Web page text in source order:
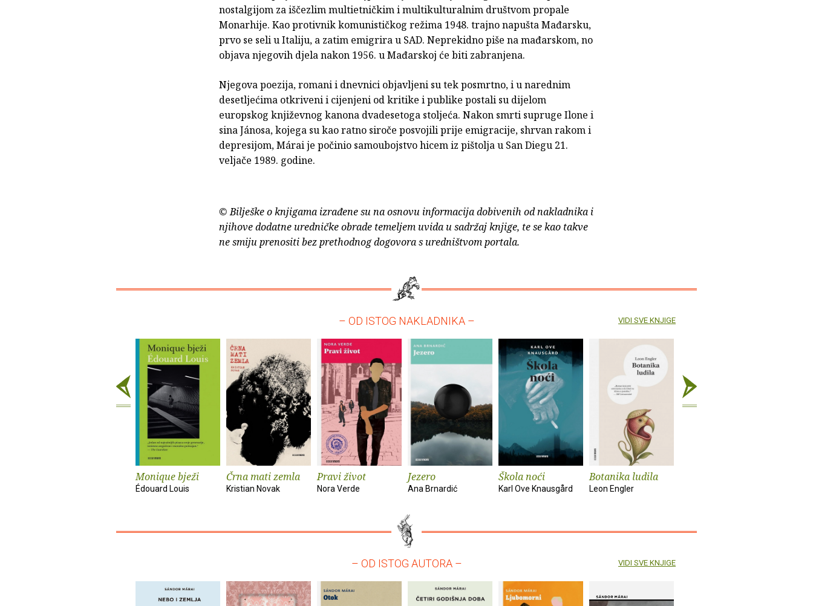
nostalgijom za iščezlim multietničkim i multikulturalnim društvom propale
Monarhije. Kao protivnik komunističkog režima 1948. trajno napušta Mađarsku,
prvo se seli u Italiju, a zatim emigrira u SAD. Neprekidno piše na mađarskom, no
objava njegovih djela nakon 1956. u Mađarskoj će biti zabranjena.
Njegova poezija, romani i dnevnici objavljeni su tek posmrtno, i u narednim
desetljećima otkriveni i cijenjeni od kritike i publike postali su dijelom
europskog književnog kanona dvadesetoga stoljeća. Nakon smrti supruge Ilone i
sina Jánosa, kojega su kao ratno siroče posvojili prije emigracije, shrvan rakom i
depresijom, Márai je počinio samoubojstvo hicem iz pištolja u San Diegu 21.
veljače 1989. godine.
© Bilješke o knjigama izrađene su na osnovu informacija dobivenih od nakladnika i
njihove dodatne uredničke obrade temeljem uvida u sadržaj knjige, te se kao takve
ne smiju prenositi bez prethodnog dogovora s uredništvom portala.
– OD ISTOG NAKLADNIKA –
Monique bježi
Édouard Louis
Črna mati zemla
Kristian Novak
Pravi život
Nora Verde
Jezero
Ana Brnardić
Škola noći
Karl Ove Knausgård
Botanika ludila
Leon Engler
VIDI SVE KNJIGE
– OD ISTOG AUTORA – VIDI SVE KNJIGE